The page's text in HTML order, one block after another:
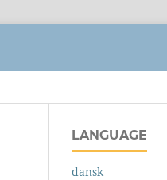
LANGUAGE
dansk